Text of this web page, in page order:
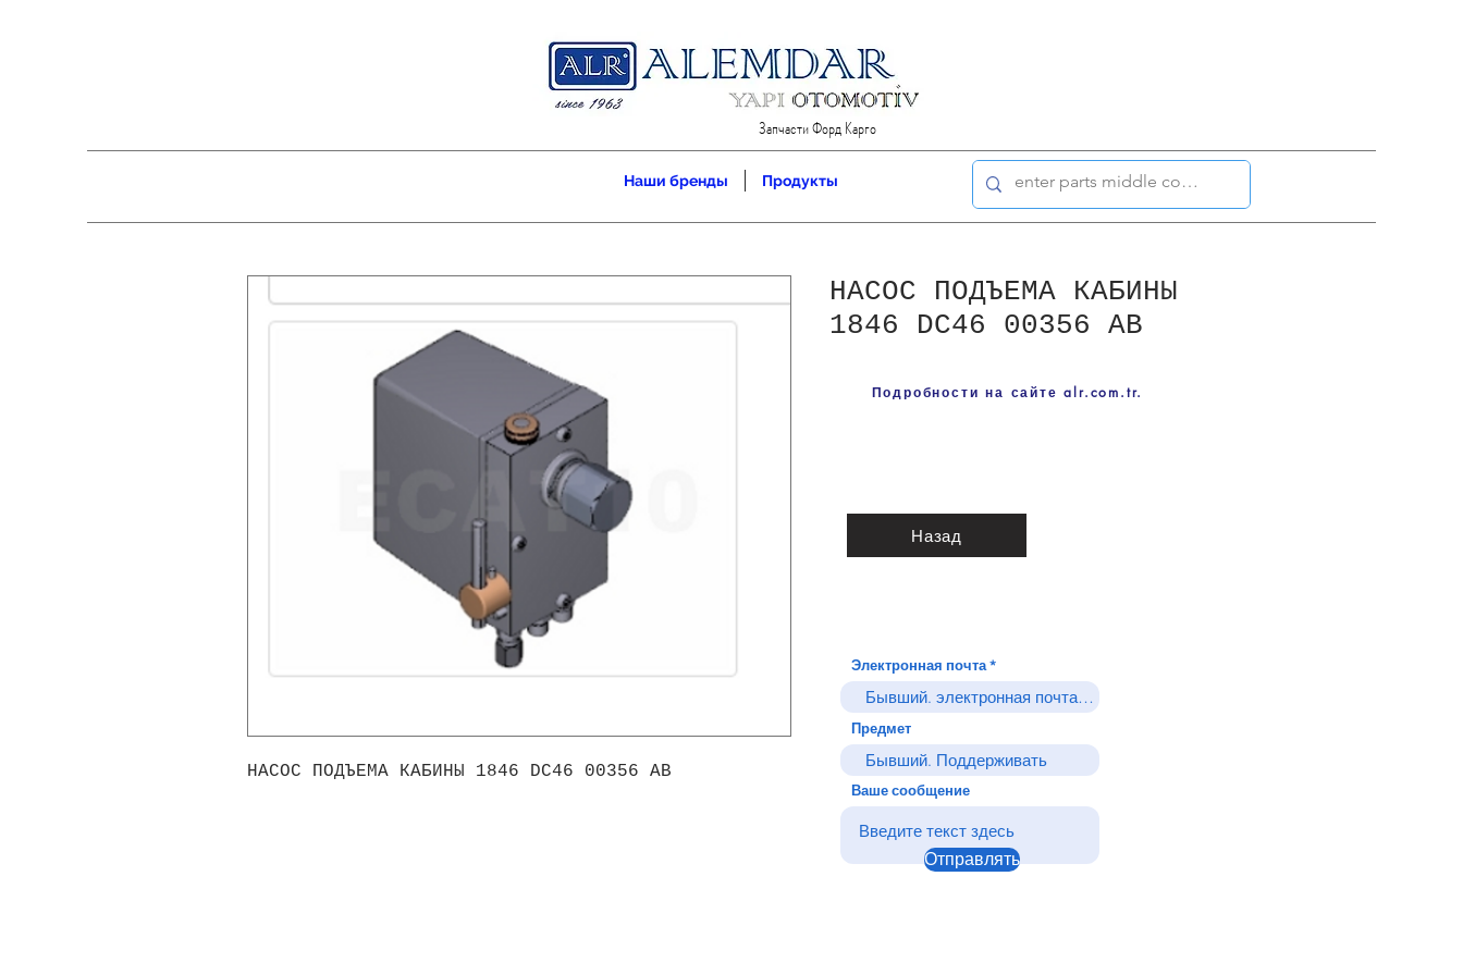
Запчасти Форд Карго
Наши бренды Продукты
НАСОС ПОДЪЕМА КАБИНЫ 1846 DC46 00356 AB
НАСОС ПОДЪЕМА КАБИНЫ
1846 DC46 00356 AB
Назад
Подробности на сайте alr.com.tr.
Электронная почта
Предмет
Ваше сообщение
Отправлять